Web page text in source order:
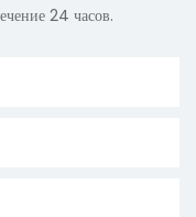
24 часов.